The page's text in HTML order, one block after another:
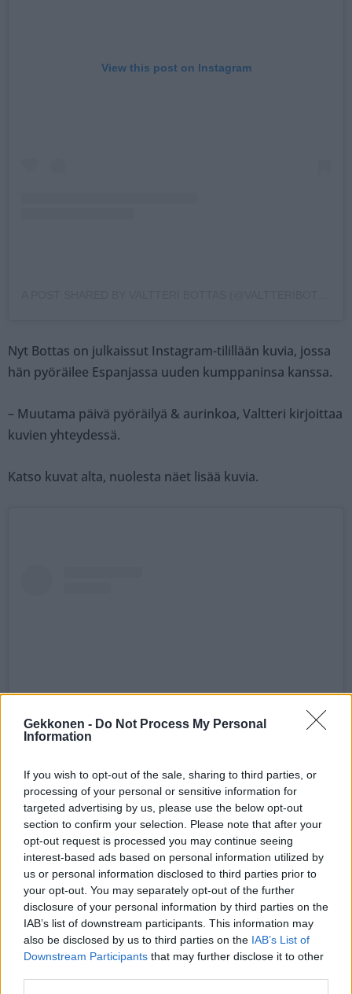
Gekkonen - Do Not Process My Personal
Information
If you wish to opt-out of the sale, sharing to third parties, or
processing of your personal or sensitive information for
targeted advertising by us, please use the below opt-out
section to confirm your selection. Please note that after your
opt-out request is processed you may continue seeing
interest-based ads based on personal information utilized by
us or personal information disclosed to third parties prior to
your opt-out. You may separately opt-out of the further
disclosure of your personal information by third parties on the
IAB’s list of downstream participants. This information may
also be disclosed by us to third parties on the IAB’s List of
Downstream Participants that may further disclose it to other
View this post on Instagram
Nyt Bottas on julkaissut Instagram-tilillään kuvia, jossa
hän pyöräilee Espanjassa uuden kumppaninsa kanssa.
– Muutama päivä pyöräilyä & aurinkoa, Valtteri kirjoittaa
kuvien yhteydessä.
Katso kuvat alta, nuolesta näet lisää kuvia.
Näytä tämä julkaisu Instagramissa.
FEW DAYS OF CYCLING & SUN WITH
@TIFFANYCROMWELL & @WMNCYCLING 🚲☀️ • #VB77